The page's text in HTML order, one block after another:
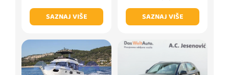
SAZNAJ VIŠE
SAZNAJ VIŠE